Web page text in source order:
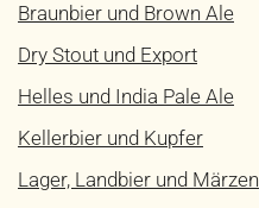
Braunbier und Brown Ale
Dry Stout und Export
Helles und India Pale Ale
Kellerbier und Kupfer
Lager, Landbier und Märzen